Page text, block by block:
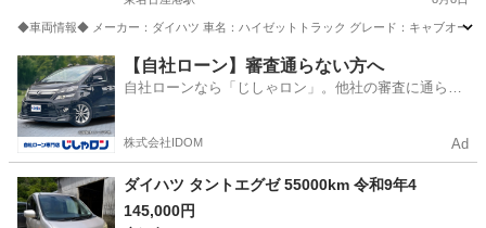
◆車両情報◆ メーカー：ダイハツ 車名：ハイゼットトラック グレード：キャブオー
愛知 名古屋市 東名古屋港駅 ハイゼット 車両
【自社ローン】審査通らない方へ
自社ローンなら「じしゃロン」。他社の審査に通らな
株式会社IDOM Ad
ダイハツ タントエグゼ 55000km 令和9年4
145,000円